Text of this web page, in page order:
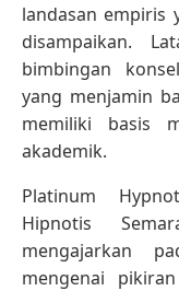
landasan empiris
disampaikan.
bimbingan
yang menjamin
memiliki basis
akademik.
Platinum
Hipnotis
mengajarkan
mengenai